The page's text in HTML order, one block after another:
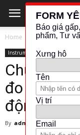
Home Instrument
Instrument
Chuyên
đo lường,
động hóa
By admin - 14 May 2025